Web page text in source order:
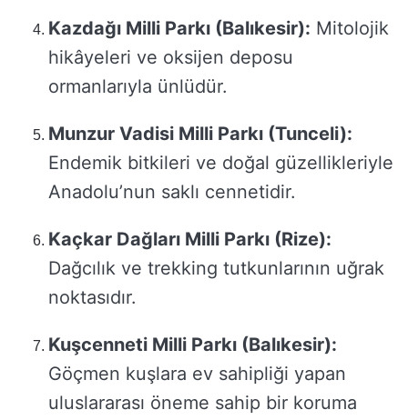
Kazdağı Milli Parkı (Balıkesir): Mitolojik
hikâyeleri ve oksijen deposu
ormanlarıyla ünlüdür.
Munzur Vadisi Milli Parkı (Tunceli):
Endemik bitkileri ve doğal güzellikleriyle
Anadolu’nun saklı cennetidir.
Kaçkar Dağları Milli Parkı (Rize):
Dağcılık ve trekking tutkunlarının uğrak
noktasıdır.
Kuşcenneti Milli Parkı (Balıkesir):
Göçmen kuşlara ev sahipliği yapan
uluslararası öneme sahip bir koruma